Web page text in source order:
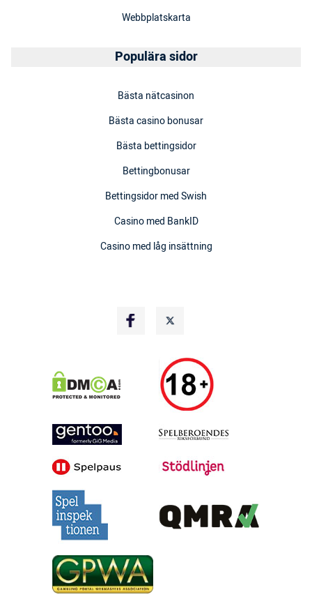
Webbplatskarta
Populära sidor
Bästa nätcasinon
Bästa casino bonusar
Bästa bettingsidor
Bettingbonusar
Bettingsidor med Swish
Casino med BankID
Casino med låg insättning